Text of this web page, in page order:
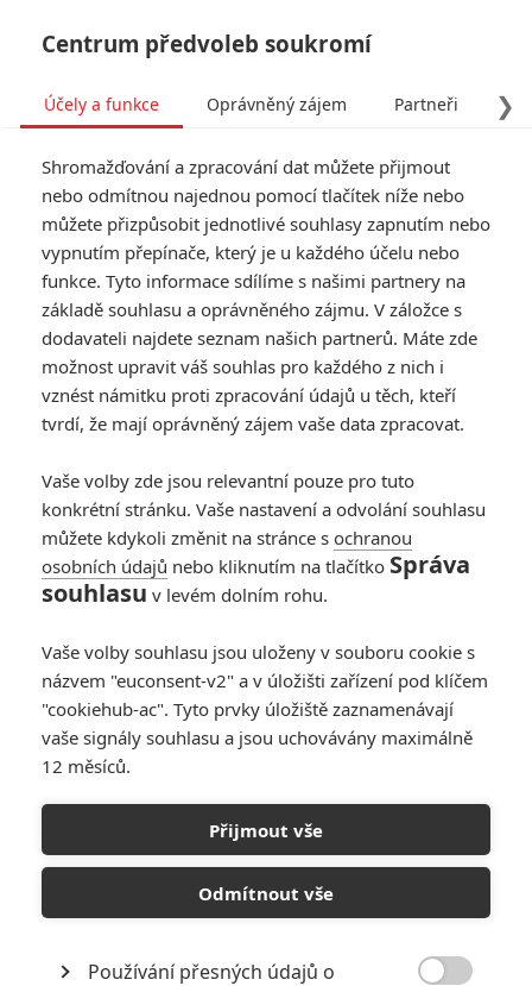
Doctor Strange 3:
Pokračování má natočit
Sam Raimi
Napsal:Petr Slavík - (Anarvin), 05.10.2024 18:10
werne11 | 2024-10-07 10:38:51 | 0
Prečo on zase nevravím že je zlí režisér ale Dvojka Starnge
tak ako nám to bolo podané bola hluposť,
colombo | 2024-10-06 18:21:32 | 0 0
Přesněji zde
colombo| 2024-10-06 18:20:07 | 0 0
Centrum předvoleb soukromí
❯
Účely a funkce Oprávněný zájem Partneři
Shromažďování a zpracování dat můžete přijmout
nebo odmítnou najednou pomocí tlačítek níže nebo
můžete přizpůsobit jednotlivé souhlasy zapnutím nebo
vypnutím přepínače, který je u každého účelu nebo
funkce. Tyto informace sdílíme s našimi partnery na
základě souhlasu a oprávněného zájmu. V záložce s
dodavateli najdete seznam našich partnerů. Máte zde
možnost upravit váš souhlas pro každého z nich i
vznést námitku proti zpracování údajů u těch, kteří
tvrdí, že mají oprávněný zájem vaše data zpracovat.
Vaše volby zde jsou relevantní pouze pro tuto
konkrétní stránku. Vaše nastavení a odvolání souhlasu
můžete kdykoli změnit na stránce s ochranou
osobních údajů nebo kliknutím na tlačítko Správa
souhlasu v levém dolním rohu.
Vaše volby souhlasu jsou uloženy v souboru cookie s
názvem "euconsent-v2" a v úložišti zařízení pod klíčem
"cookiehub-ac". Tyto prvky úložiště zaznamenávají
vaše signály souhlasu a jsou uchovávány maximálně
12 měsíců.
Přijmout vše
Odmítnout vše
Používání přesných údajů o